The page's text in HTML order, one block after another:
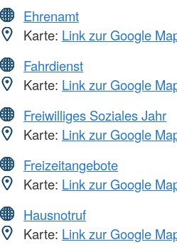
Ehrenamt
Karte: Link zur Google
Fahrdienst
Karte: Link zur Google
Freiwilliges Soziales Jahr
Karte: Link zur Google
Freizeitangebote
Karte: Link zur Google
Hausnotruf
Karte: Link zur Google